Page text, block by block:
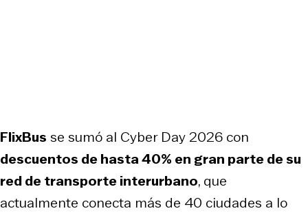
FlixBus se sumó al Cyber Day 2026 con
descuentos de hasta 40% en gran parte de su
red de transporte interurbano, que
actualmente conecta más de 40 ciudades a lo